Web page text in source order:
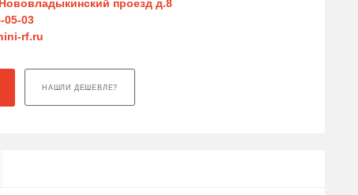
Нововладыкинский проезд д.8
05-03
rf.ru
НАШЛИ ДЕШЕВЛЕ?